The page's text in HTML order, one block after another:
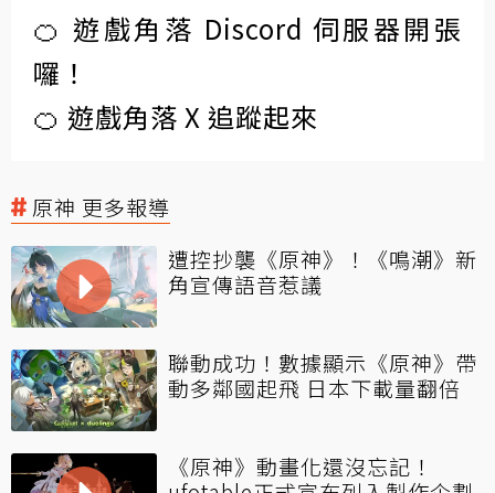
🍊 遊戲角落 Discord 伺服器開張
囉！
🍊 遊戲角落 X 追蹤起來
原神 更多報導
遭控抄襲《原神》！《鳴潮》新
角宣傳語音惹議
聯動成功！數據顯示《原神》帶
動多鄰國起飛 日本下載量翻倍
《原神》動畫化還沒忘記！